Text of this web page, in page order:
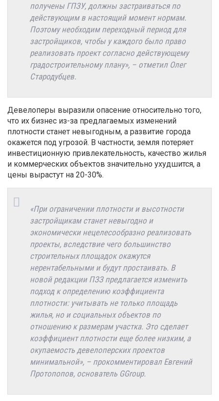
получены ГПЗУ, должны застраиваться по
действующим в настоящий момент нормам.
Поэтому необходим переходный период для
застройщиков, чтобы у каждого было право
реализовать проект согласно действующему
градостроительному плану», – отметил Олег
Стародубцев.
Девелоперы выразили опасение относительно того,
что их бизнес из-за предлагаемых изменений
плотности станет невыгодным, а развитие города
окажется под угрозой. В частности, земля потеряет
инвестиционную привлекательность, качество жилья
и коммерческих объектов значительно ухудшится, а
цены вырастут на 20-30%.
«При ограничении плотности и высотности
застройщикам станет невыгодно и
экономически нецелесообразно реализовать
проекты, вследствие чего большинство
строительных площадок окажутся
нерентабельными и будут простаивать. В
новой редакции ПЗЗ предлагается изменить
подход к определению коэффициента
плотности: учитывать не только площадь
жилья, но и социальных объектов по
отношению к размерам участка. Это сделает
коэффициент плотности еще более низким, а
окупаемость девелоперских проектов
минимальной», – прокомментировал Евгений
Протопопов, основатель GGroup.